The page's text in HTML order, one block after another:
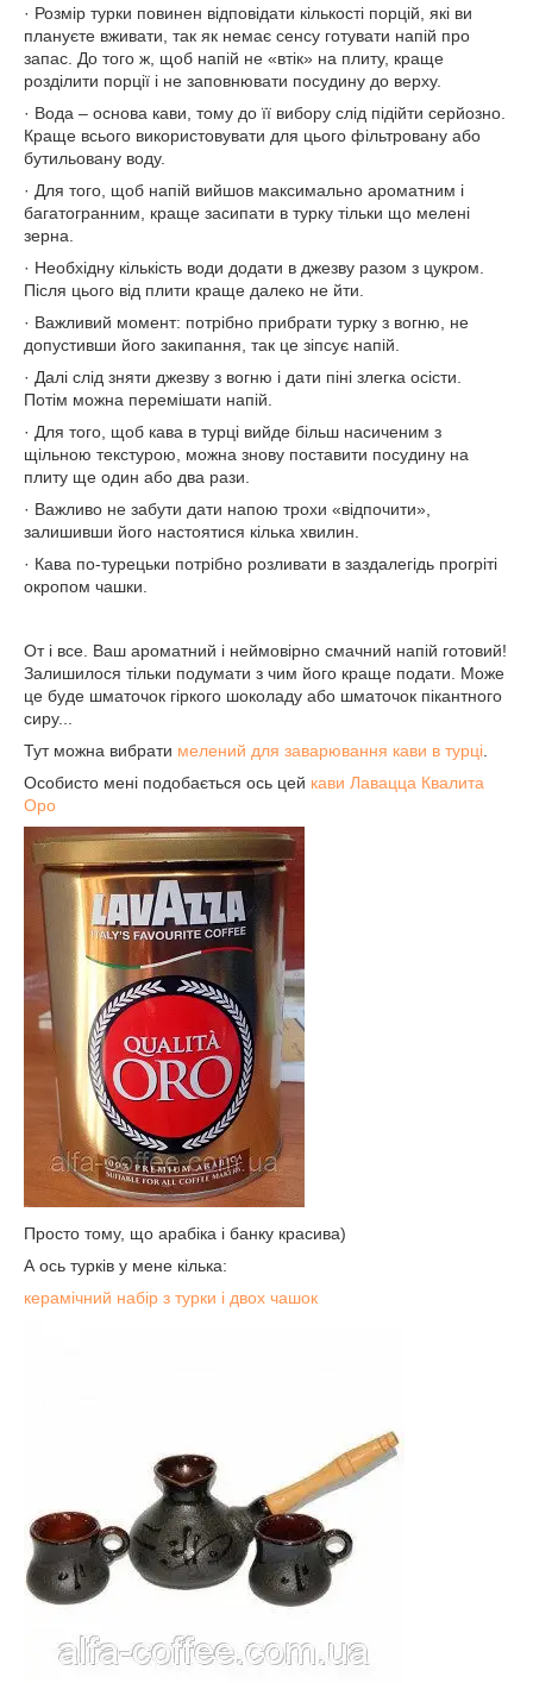
· Розмір турки повинен відповідати кількості порцій, які ви
плануєте вживати, так як немає сенсу готувати напій про
запас. До того ж, щоб напій не «втік» на плиту, краще
розділити порції і не заповнювати посудину до верху.
· Вода – основа кави, тому до її вибору слід підійти серйозно.
Краще всього використовувати для цього фільтровану або
бутильовану воду.
· Для того, щоб напій вийшов максимально ароматним і
багатогранним, краще засипати в турку тільки що мелені
зерна.
· Необхідну кількість води додати в джезву разом з цукром.
Після цього від плити краще далеко не йти.
· Важливий момент: потрібно прибрати турку з вогню, не
допустивши його закипання, так це зіпсує напій.
· Далі слід зняти джезву з вогню і дати піні злегка осісти.
Потім можна перемішати напій.
· Для того, щоб кава в турці вийде більш насиченим з
щільною текстурою, можна знову поставити посудину на
плиту ще один або два рази.
· Важливо не забути дати напою трохи «відпочити»,
залишивши його настоятися кілька хвилин.
· Кава по-турецьки потрібно розливати в заздалегідь прогріті
окропом чашки.
От і все. Ваш ароматний і неймовірно смачний напій готовий!
Залишилося тільки подумати з чим його краще подати. Може
це буде шматочок гіркого шоколаду або шматочок пікантного
сиру...
Тут можна вибрати мелений для заварювання кави в турці
Особисто мені подобається ось цей кави Лавацца Квалита
Оро
Просто тому, що арабіка і банку красива)
А ось турків у мене кілька:
керамічний набір з турки і двох чашок